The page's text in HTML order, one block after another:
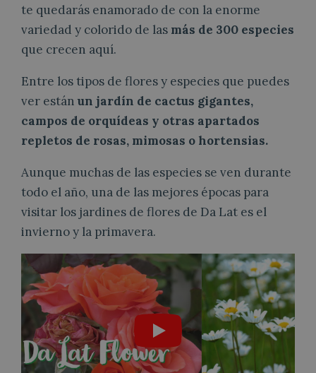
te quedarás enamorado de con la enorme
variedad y colorido de las más de 300 especies
que crecen aquí.
Entre los tipos de flores y especies que puedes
ver están un jardín de cactus gigantes,
campos de orquídeas y otras apartados
repletos de rosas, mimosas o hortensias.
Aunque muchas de las especies se ven durante
todo el año, una de las mejores épocas para
visitar los jardines de flores de Da Lat es el
invierno y la primavera.